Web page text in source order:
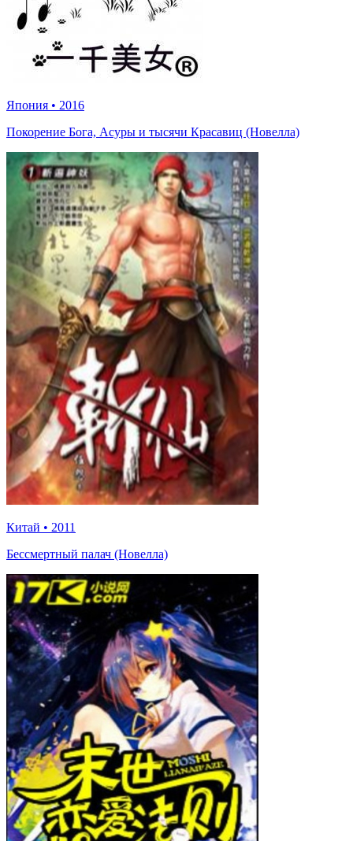
Япония • 2016
Покорение Бога, Асуры и тысячи Красавиц (Новелла)
Китай • 2011
Бессмертный палач (Новелла)